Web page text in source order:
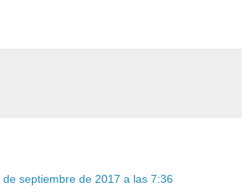
de septiembre de 2017 a las 7:36